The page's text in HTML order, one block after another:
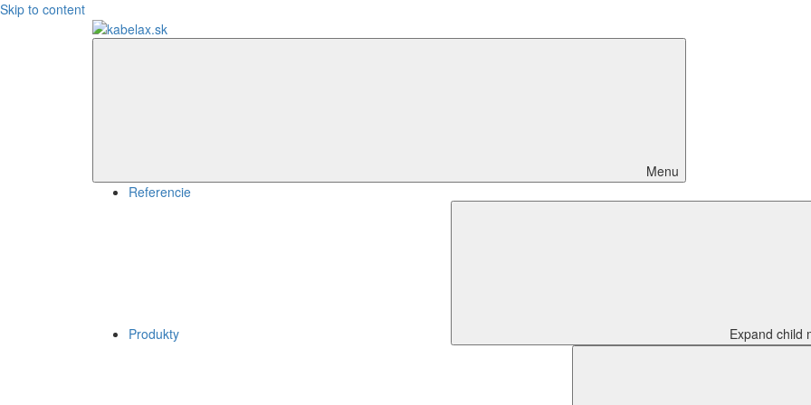
Skip to content
Menu
Referencie
Produkty Expand child